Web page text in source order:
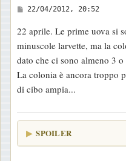
M
s
s
a
g
g
o
22/04/2012, 20:52
22 aprile. Le prime uova si
minuscole larvette, ma la
dato che ci sono almeno 3
La colonia è ancora troppo
di cibo ampia...
SPOILER